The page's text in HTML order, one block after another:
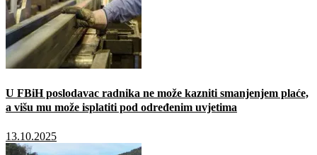
U FBiH poslodavac radnika ne može kazniti smanjenjem plaće,
a višu mu može isplatiti pod određenim uvjetima
13.10.2025